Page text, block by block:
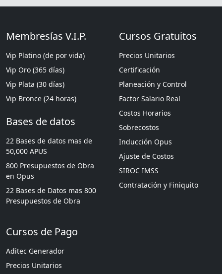
Membresías V.I.P.
Vip Platino (de por vida)
Vip Oro (365 días)
Vip Plata (30 días)
Vip Bronce (24 horas)
Bases de datos
22 Bases de datos mas de
50,000 APUS
800 Presupuestos de Obra
en Opus
22 Bases de Datos mas 800
Presupuestos de Obra
Cursos Gratuitos
Precios Unitarios
Certificación
Planeación y Control
Factor Salario Real
Costos Horarios
Sobrecostos
Inducción Opus
Ajuste de Costos
SIROC IMSS
Contratación y Finiquito
Cursos de Pago
Aditec Generador
Precios Unitarios